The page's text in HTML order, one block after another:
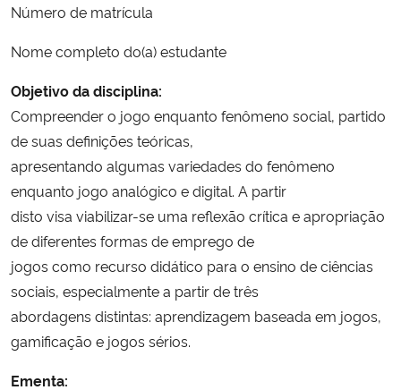
Planalto
Número de matrícula
Nome completo do(a) estudante
Objetivo da disciplina:
Compreender o jogo enquanto fenômeno social, partido
de suas definições teóricas,
apresentando algumas variedades do fenômeno
enquanto jogo analógico e digital. A partir
disto visa viabilizar-se uma reflexão crítica e apropriação
de diferentes formas de emprego de
jogos como recurso didático para o ensino de ciências
sociais, especialmente a partir de três
abordagens distintas: aprendizagem baseada em jogos,
gamificação e jogos sérios.
Ementa: